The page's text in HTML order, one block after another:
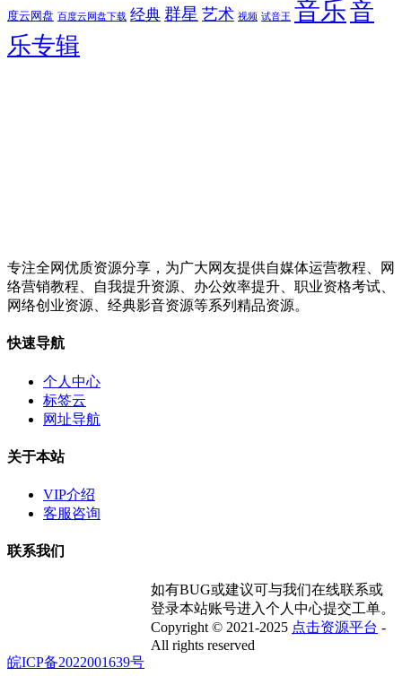
度云网盘 百度云网盘下载 经典 群星 艺术 视频 试音王 音乐音
乐专辑
专注全网优质资源分享，为广大网友提供自媒体运营教程、网
络营销教程、自我提升资源、办公效率提升、职业资格考试、
网络创业资源、经典影音资源等系列精品资源。
快速导航
个人中心
标签云
网址导航
关于本站
VIP介绍
客服咨询
联系我们
如有BUG或建议可与我们在线联系或
登录本站账号进入个人中心提交工单。
Copyright © 2021-2025 点击资源平台 -
All rights reserved
皖ICP备2022001639号